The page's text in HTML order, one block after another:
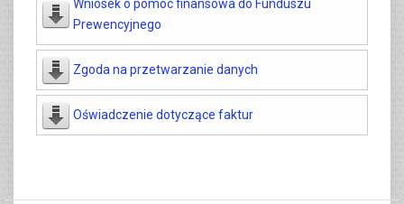
Wniosek o pomoc finansowa do Funduszu
Prewencyjnego
Zgoda na przetwarzanie danych
Oświadczenie dotyczące faktur